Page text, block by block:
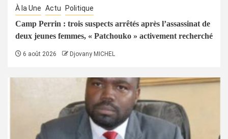
À la Une Actu Politique
Camp Perrin : trois suspects arrêtés après l’assassinat de
deux jeunes femmes, « Patchouko » activement recherché
6 août 2026 Djovany MICHEL